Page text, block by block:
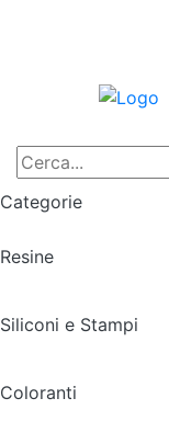
Categorie
Resine
Siliconi e Stampi
Coloranti